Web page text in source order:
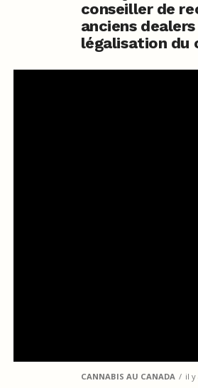
conseiller de
anciens
légalisation du
CANNABIS AU CANADA il y